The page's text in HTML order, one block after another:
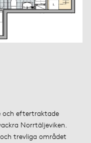
och eftertraktade
Norrtäljeviken.
trevliga området